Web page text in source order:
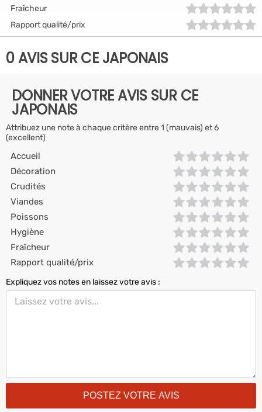
Fraîcheur
Rapport qualité/prix
0 AVIS SUR CE JAPONAIS
DONNER VOTRE AVIS SUR CE
JAPONAIS
Attribuez une note à chaque critère entre 1 (mauvais) et 6
(excellent)
Accueil
Décoration
Crudités
Viandes
Poissons
Hygiène
Fraîcheur
Rapport qualité/prix
Expliquez vos notes en laissez votre avis :